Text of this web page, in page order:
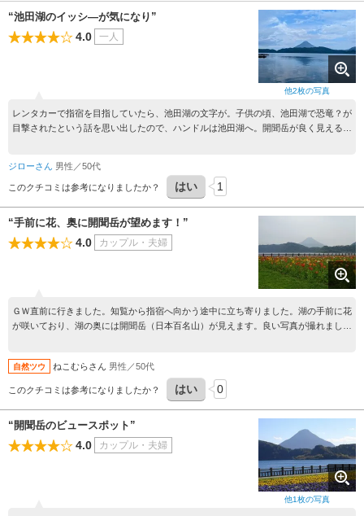
他2枚の写真
“池田湖のイッシ―が気になり”
4.0 一人
レンタカーで指宿を目指していたら、池田湖の文字が。子供の頃、池田湖で恐竜？が
目撃されたという話を思い出したので、ハンドルは池田湖へ。開聞岳が良く見える湖
に開聞岳、そしてJR線の最南端の「西大山」駅があるようなので、そこも立ち寄ろ
うと思いました。
ジローさん 男性／50代
このクチコミは参考になりましたか？ はい 1
“手前に花、奥に開聞岳が望めます！”
4.0 カップル・夫婦
ＧＷ直前に行きました。知覧から指宿へ向かう途中に立ち寄りました。湖の手前に花
が咲いており、湖の奥には開聞岳（日本百名山）が見えます。良い写真が撮れまし
自然ツウ ねこむらさん 男性／50代
このクチコミは参考になりましたか？ はい 0
他1枚の写真
“開聞岳のビュースポット”
4.0 カップル・夫婦